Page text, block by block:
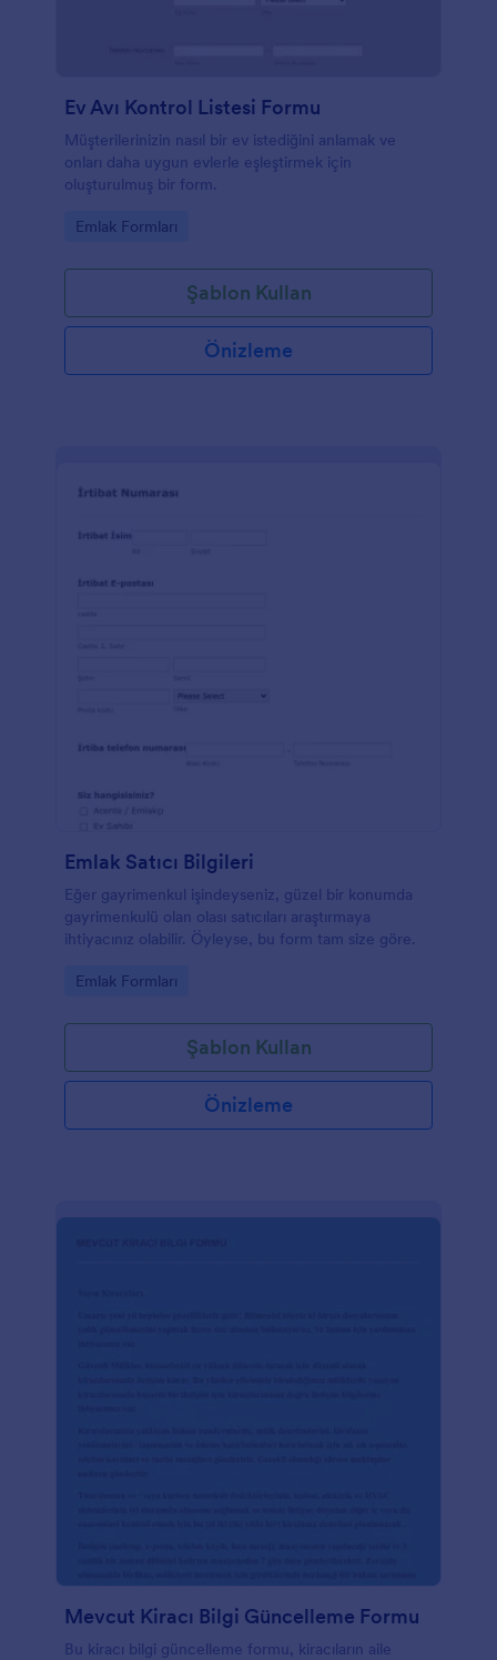
Ev Avı Kontrol Listesi Formu
Müşterilerinizin nasıl bir ev istediğini anlamak ve
onları daha uygun evlerle eşleştirmek için
oluşturulmuş bir form.
Go to Category:
Emlak Formları
Şablon Kullan
Önizleme
Emlak Satıcı Bilgileri
Eğer gayrimenkul işindeyseniz, güzel bir konumda
gayrimenkulü olan olası satıcıları araştırmaya
ihtiyacınız olabilir. Öyleyse, bu form tam size göre.
Go to Category:
Emlak Formları
Şablon Kullan
Önizleme
Mevcut Kiracı Bilgi Güncelleme Formu
Bu kiracı bilgi güncelleme formu, kiracıların aile